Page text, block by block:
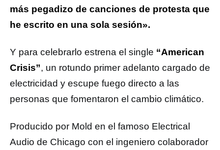
más pegadizo de canciones de protesta que
he escrito en una sola sesión».
Y para celebrarlo estrena el single “American
Crisis”, un rotundo primer adelanto cargado de
electricidad y escupe fuego directo a las
personas que fomentaron el cambio climático.
Producido por Mold en el famoso Electrical
Audio de Chicago con el ingeniero colaborador